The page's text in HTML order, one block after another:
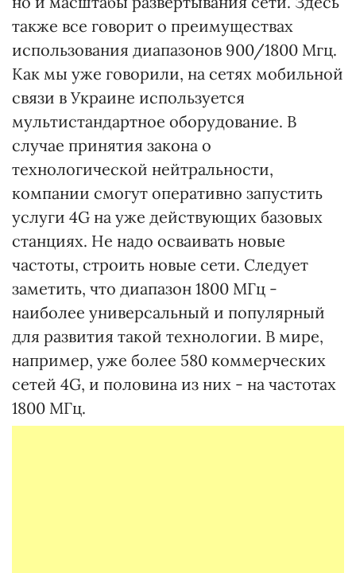
также все говорит о преимуществах
использования диапазонов 900/1800 Мгц.
Как мы уже говорили, на сетях мобильной
связи в Украине используется
мультистандартное оборудование. В
случае принятия закона о
технологической нейтральности,
компании смогут оперативно запустить
услуги 4G на уже действующих базовых
станциях. Не надо осваивать новые
частоты, строить новые сети. Следует
заметить, что диапазон 1800 МГц -
наиболее универсальный и популярный
для развития такой технологии. В мире,
например, уже более 580 коммерческих
сетей 4G, и половина из них - на частотах
1800 МГц.